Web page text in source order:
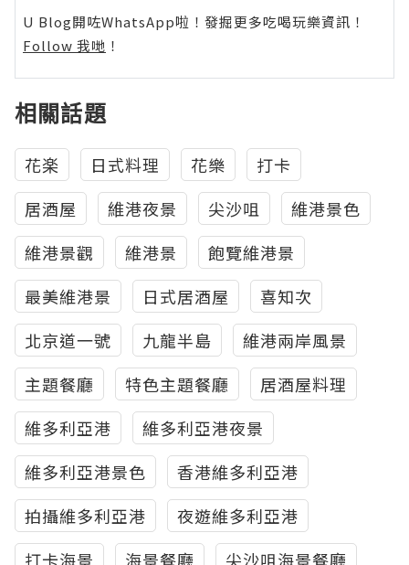
U Blog開咗WhatsApp啦！發掘更多吃喝玩樂資訊！
Follow 我哋 ！
相關話題
花楽 日式料理 花樂
打卡
居酒屋
維港夜景 尖沙咀
維港景色
維港景觀
維港景
飽覽維港景
最美維港景
日式居酒屋
喜知次
北京道一號
九龍半島
維港兩岸風景
主題餐廳
特色主題餐廳
居酒屋料理
維多利亞港
維多利亞港夜景
維多利亞港景色
香港維多利亞港
拍攝維多利亞港
夜遊維多利亞港
打卡海景
海景餐廳
尖沙咀海景餐廳